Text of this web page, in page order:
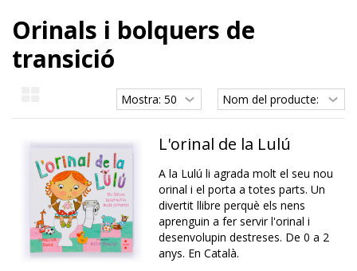
Orinals i bolquers de
transició
L'orinal de la Lulú
A la Lulú li agrada molt el seu nou
orinal i el porta a totes parts. Un
divertit llibre perquè els nens
aprenguin a fer servir l'orinal i
desenvolupin destreses. De 0 a 2
anys. En Català.